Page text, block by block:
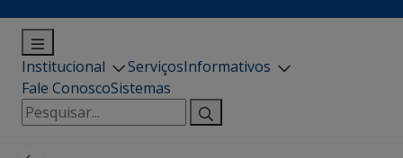
Institucional ServiçosInformativos
Fale ConoscoSistemas
Pesquisar
por: